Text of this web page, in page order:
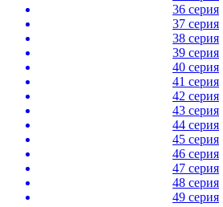
36 серия
37 серия
38 серия
39 серия
40 серия
41 серия
42 серия
43 серия
44 серия
45 серия
46 серия
47 серия
48 серия
49 серия